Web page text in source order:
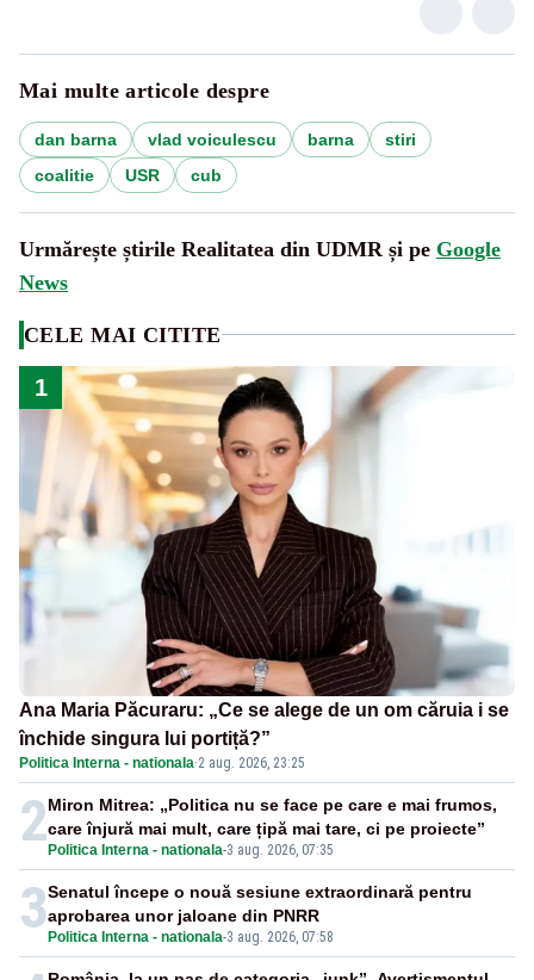
Mai multe articole despre
dan barna vlad voiculescu barna
stiri
coalitie
USR cub
Urmărește știrile Realitatea din UDMR și pe Google
News
CELE MAI CITITE
1
Ana Maria Păcuraru: „Ce se alege de un om căruia i se
închide singura lui portiță?”
Politica Interna - nationala·2 aug. 2026, 23:25
2 Politica Interna - nationala-3 aug. 2026, 07:35
Miron Mitrea: „Politica nu se face pe care e mai frumos,
care înjură mai mult, care țipă mai tare, ci pe proiecte”
3 Politica Interna - nationala-3 aug. 2026, 07:58
Senatul începe o nouă sesiune extraordinară pentru
aprobarea unor jaloane din PNRR